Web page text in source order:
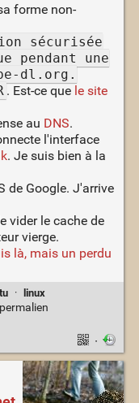
forme non-
sécurisée
pendant une
dl.org.
. Est-ce que le site
au DNS.
l'interface
. Je suis bien à la
de Google. J'arrive
vider le cache de
vierge.
là, mais un perdu
· linux
permalien
·